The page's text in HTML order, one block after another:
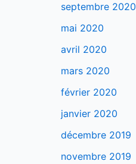
septembre 2020
mai 2020
avril 2020
mars 2020
février 2020
janvier 2020
décembre 2019
novembre 2019